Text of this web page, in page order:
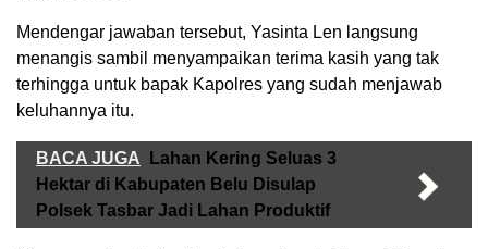
Mendengar jawaban tersebut, Yasinta Len langsung
menangis sambil menyampaikan terima kasih yang tak
terhingga untuk bapak Kapolres yang sudah menjawab
keluhannya itu.
BACA JUGA
Lahan Kering Seluas 3
Hektar di Kabupaten Belu Disulap
Polsek Tasbar Jadi Lahan Produktif